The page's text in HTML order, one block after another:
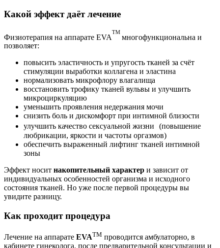
Какой эффект даёт лечение
Физиотерапия на аппарате EVA
TM
многофункциональна и
позволяет:
повысить эластичность и упругость тканей за счёт
стимуляции выработки коллагена и эластина
нормализовать микрофлору влагалища
восстановить трофику тканей вульвы и улучшить
микроциркуляцию
уменьшить проявления недержания мочи
снизить боль и дискомфорт при интимной близости
улучшить качество сексуальной жизни (повышение
любрикации, яркости и частоты оргазмов)
обеспечить выраженный лифтинг тканей интимной
зоны
Эффект носит накопительный характер и зависит от
индивидуальных особенностей организма и исходного
состояния тканей. Но уже после первой процедуры вы
увидите разницу.
Как проходит процедура
Лечение на аппарате EVATM проводится амбулаторно, в
кабинете гинеколога, после предварительной консультации и